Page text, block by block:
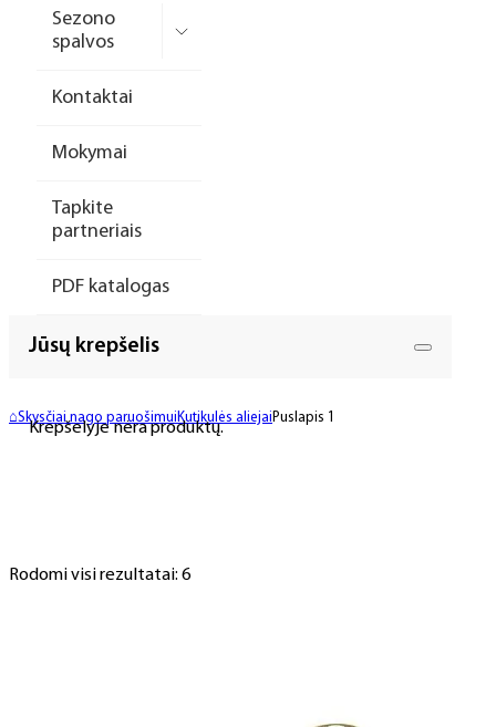
Sezono
spalvos
Kontaktai
Mokymai
Tapkite
partneriais
PDF katalogas
Jūsų krepšelis
Krepšelyje nėra produktų.
⌂Skysčiai nago paruošimui Kutikulės aliejai Puslapis 1
Rodomi visi rezultatai: 6